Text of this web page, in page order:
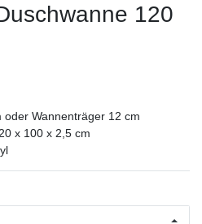
120
Wannenträger 12 cm
x 100 x 2,5 cm